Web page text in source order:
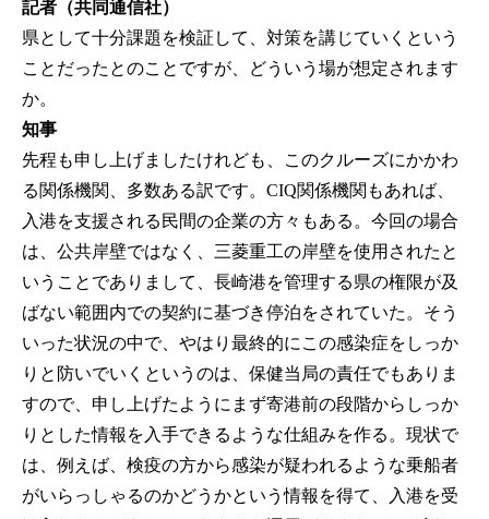
記者（共同通信社）
県として十分課題を検証して、対策を講じていくという
ことだったとのことですが、どういう場が想定されます
か。
知事
先程も申し上げましたけれども、このクルーズにかかわ
る関係機関、多数ある訳です。CIQ関係機関もあれば、
入港を支援される民間の企業の方々もある。今回の場合
は、公共岸壁ではなく、三菱重工の岸壁を使用されたと
いうことでありまして、長崎港を管理する県の権限が及
ばない範囲内での契約に基づき停泊をされていた。そう
いった状況の中で、やはり最終的にこの感染症をしっか
りと防いでいくというのは、保健当局の責任でもありま
すので、申し上げたようにまず寄港前の段階からしっか
りとした情報を入手できるような仕組みを作る。現状で
は、例えば、検疫の方から感染が疑われるような乗船者
がいらっしゃるのかどうかという情報を得て、入港を受